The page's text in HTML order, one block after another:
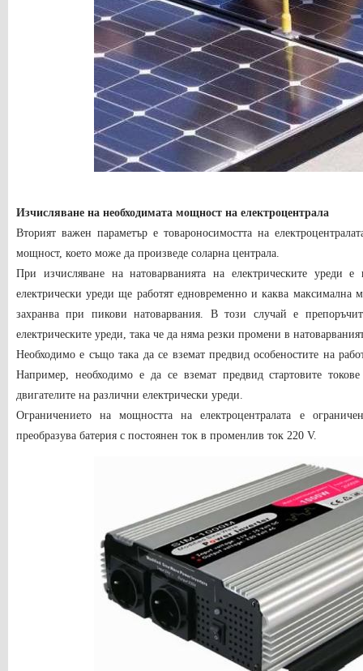
Изчисляване на необходимата мощност на електроцентрала
Вторият важен параметър е товароносимостта на
мощност, което може да произведе соларна централа.
При изчисляване на натоварванията на електрическите уреди
електрически уреди ще работят едновременно и каква
захранва при пикови натоварвания. В този случай е
електрическите уреди, така че да няма резки промени в
Необходимо е също така да се вземат предвид особеностите на
Например, необходимо е да се вземат предвид стартовите
двигателите на различни електрически уреди.
Ограничението на мощността на електроцентралата е
преобразува батерия с постоянен ток в променлив ток 220 V.